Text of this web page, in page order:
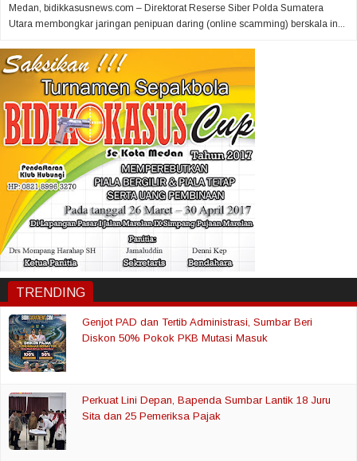
Medan, bidikkasusnews.com – Direktorat Reserse Siber Polda Sumatera
Utara membongkar jaringan penipuan daring (online scamming) berskala in...
TRENDING
Genjot PAD dan Tertib Administrasi, Sumbar Beri
Diskon 50% Pokok PKB Mutasi Masuk
Perkuat Lini Depan, Bapenda Sumbar Lantik 18 Juru
Sita dan 25 Pemeriksa Pajak